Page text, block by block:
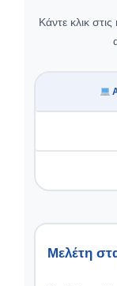
Κάντε κλικ
Μελέτη